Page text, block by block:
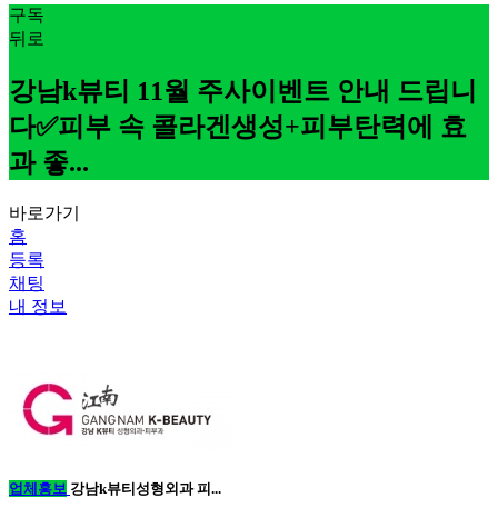
구독
뒤로
강남k뷰티 11월 주사이벤트 안내 드립니
다✅피부 속 콜라겐생성+피부탄력에 효
과 좋...
바로가기
홈
등록
채팅
내 정보
업체홍보 강남k뷰티성형외과 피...